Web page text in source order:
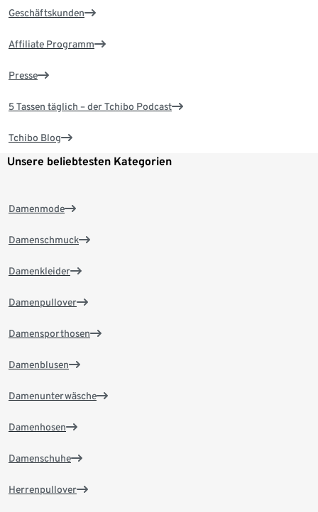
Geschäftskunden
Affiliate Programm
Presse
5 Tassen täglich – der Tchibo Podcast
Tchibo Blog
Unsere beliebtesten Kategorien
Damenmode
Damenschmuck
Damenkleider
Damenpullover
Damensporthosen
Damenblusen
Damenunterwäsche
Damenhosen
Damenschuhe
Herrenpullover